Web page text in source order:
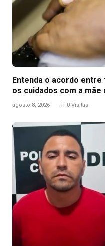
Entenda o acordo
os cuidados com a mãe
agosto 8, 2026 0 Visitas